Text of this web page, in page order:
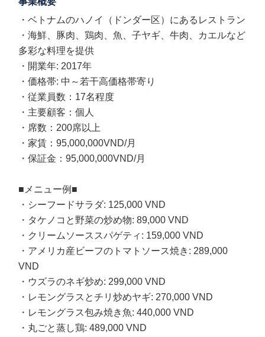
・ベトナムのハノイ（ドンダー区）にあるレストラン
・海鮮、豚肉、鶏肉、魚、子ヤギ、牛肉、カエルなど
多彩な料理を提供
・開業年: 2017年
・価格帯: 中～若干高価格帯寄り
・従業員数：17名程度
・主要顧客：個人
・席数：200席以上
・家賃：95,000,000VND/月
・保証金：95,000,000VND/月
■メニュー例■
・シーフードサラダ: 125,000 VND
・タケノコと野菜の炒め物: 89,000 VND
・クリームソーススパゲティ: 159,000 VND
・アメリカ産ビーフのトマトソース焼き: 289,000
VND
・ウズラのネギ炒め: 299,000 VND
・レモングラスとチリ炒めヤギ: 270,000 VND
・レモングラス包み焼き魚: 440,000 VND
・丸ごと蒸し鶏: 489,000 VND